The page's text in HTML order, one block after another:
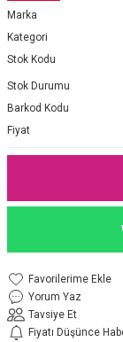
2025-2026 SONBAHAR
JAKAR EŞARP
PAMUK EŞARP
EŞARP
ŞAL
MEDİNE İPEĞİ ŞAL
İPEĞİ ŞAL
ŞAL
Marka
Kategori
Stok Kodu
Stok Durumu
Barkod Kodu
Fiyat
Yorum Yaz
Tavsiye Et
Fiyatı Düşünce